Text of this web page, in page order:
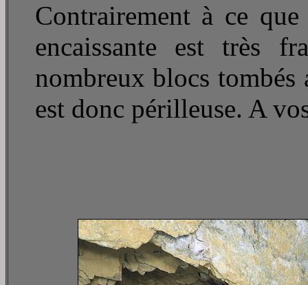
Contrairement à ce
encaissante est très
nombreux blocs
est donc périlleuse. A